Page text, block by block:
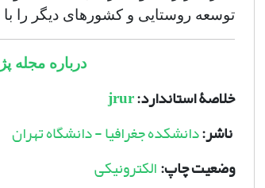
توسعه روستایی و کشورهای دیگر را
درباره مجله
خلاصۀ استاندارد:jrur
ناشر:دانشکده جغرافیا - دانشگاه تهران
وضعیت چاپ:الکترونیکی